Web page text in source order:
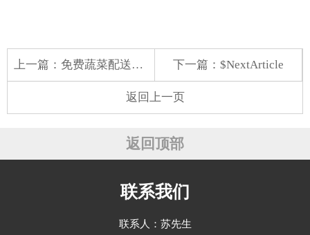
上一篇： 免费蔬菜配送站加盟电话 下一篇：$NextArticle
返回上一页
返回顶部
联系我们
联系人：苏先生